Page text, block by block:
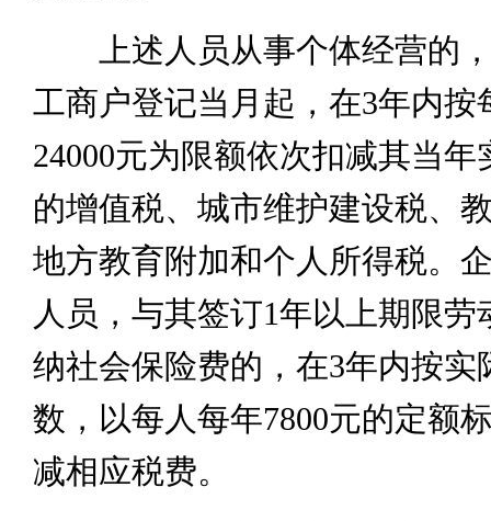
上述人员从事个体经营的，
工商户登记当月起，在3年内按
24000元为限额依次扣减其当年
的增值税、城市维护建设税、
地方教育附加和个人所得税。
人员，与其签订1年以上期限劳
纳社会保险费的，在3年内按实
数，以每人每年7800元的定额
减相应税费。